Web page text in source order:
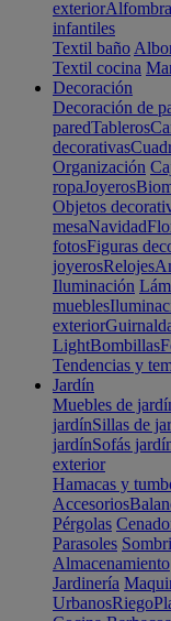
exterior
infantiles
Textil baño
Textil cocina
Decoración
Decoración de
paredTableros
decorativas
Organización
ropaJoyeros
Objetos
mesaNavidad
fotosFiguras
joyerosRelojes
Iluminación
muebles
exterior
LightBombillas
Tendencias y
Jardín
Muebles de
jardínSillas de
jardínSofás
exterior
Hamacas y
Accesorios
Pérgolas
Parasoles
Almacenamiento
Jardinería
UrbanosRiego